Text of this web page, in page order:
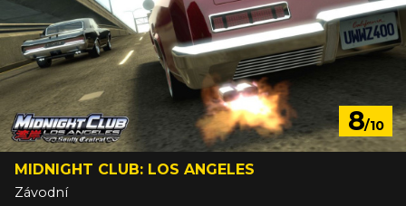
8/10
MIDNIGHT CLUB: LOS ANGELES
Závodní